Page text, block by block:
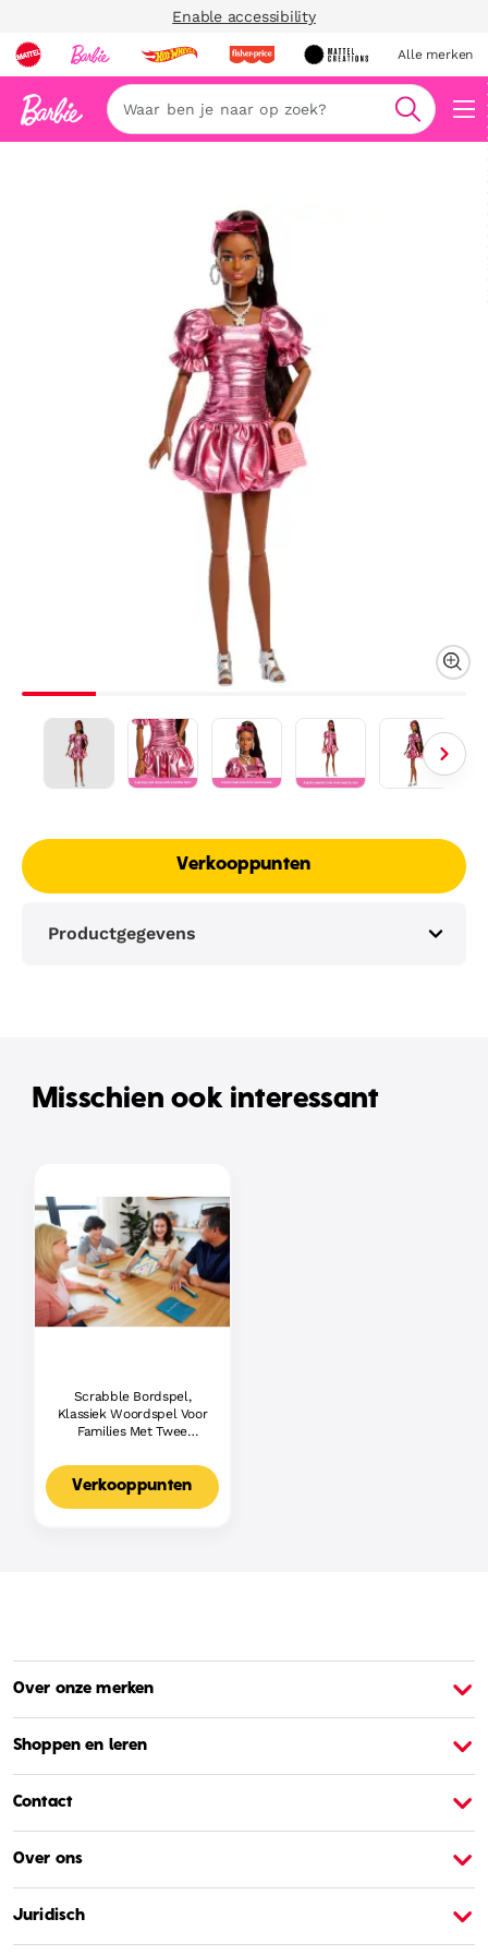
Enable accessibility
Alle merken
Zoeken
Verkooppunten
Productgegevens
Misschien ook interessant
Scrabble Bordspel,
Klassiek Woordspel Voor
Families Met Twee
Voor 2-4 Spelers,
Nederlandse Editie
Verkooppunten
Over onze merken
Shoppen en leren
Contact
Over ons
Juridisch